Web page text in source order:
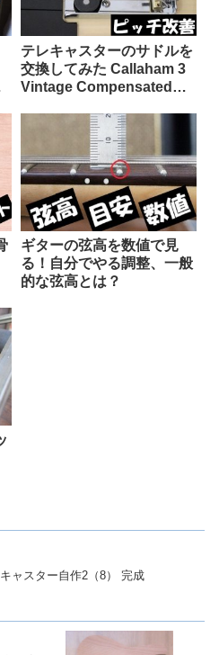
テレキャスターのサドルを
交換してみた Callaham 3
Vintage Compensated
ギターの弦高を数値で見
る！自分でやる調整、一般
的な弦高とは？
ャスター自作2（8） 完成